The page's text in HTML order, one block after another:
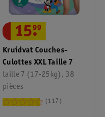
Kruidvat Couches-
Culottes XXL Taille 7
taille 7 (17-25kg), 38
pièces
15.
99
117